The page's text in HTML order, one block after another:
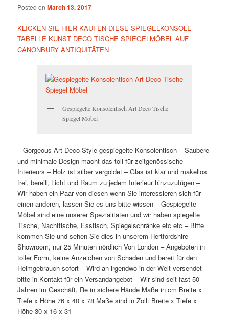
Posted onMarch 13, 2017
KLICKEN SIE HIER KAUFEN DIESE SPIEGELKONSOLE
TABELLE KUNST DECO TISCHE SPIEGELMÖBEL AUF
CANONBURY ANTIQUITÄTEN
Gespiegelte Konsolentisch Art Deco Tische
Spiegel Möbel
– Gorgeous Art Deco Style gespiegelte Konsolentisch – Saubere
und minimale Design macht das toll für zeitgenössische
Interieurs – Holz ist silber vergoldet – Glas ist klar und makellos
frei, bereit, Licht und Raum zu jedem Interieur hinzuzufügen –
Wir haben ein Paar von diesen wenn Sie interessieren sich für
einen anderen, lassen Sie es uns bitte wissen – Gespiegelte
Möbel sind eine unserer Spezialitäten und wir haben spiegelte
Tische, Nachttische, Esstisch, Spiegelschränke etc etc – Bitte
kommen Sie und sehen Sie dies in unserem Hertfordshire
Showroom, nur 25 Minuten nördlich Von London – Angeboten in
toller Form, keine Anzeichen von Schaden und bereit für den
Heimgebrauch sofort – Wird an irgendwo in der Welt versendet –
bitte in Kontakt für ein Versandangebot – Wir sind seit fast 50
Jahren im Geschäft, Re in sichere Hände Maße in cm Breite x
Tiefe x Höhe 76 x 40 x 78 Maße sind in Zoll: Breite x Tiefe x
Höhe 30 x 16 x 31